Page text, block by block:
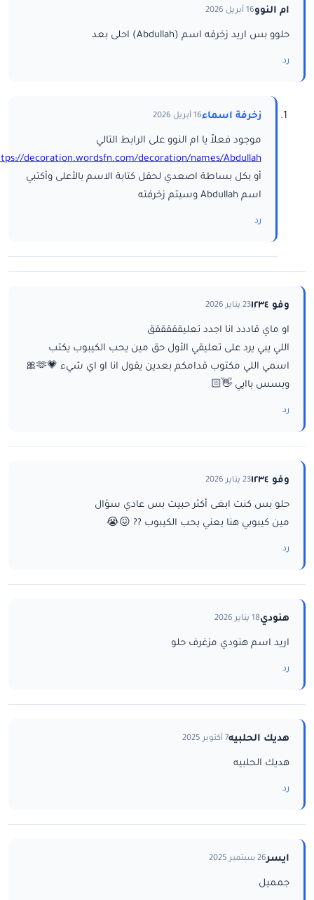
ام النوو16 أبريل 2026
حلوو بس اريد زخرفه اسم (Abdullah) احلى بعد
رد
زخرفة اسماء16 أبريل 2026
موجود فعلاً يا ام النوو على الرابط التالي
decoration.wordsfn.com/decoration/names/Abdullah/
أو بكل بساطة اصعدي لحقل كتابة الاسم بالأعلى وأكتبي
اسم Abdullah وسيتم زخرفته
رد
وفو ١٢٣٤ 23 يناير 2026
او ماي قاددد انا اجدد تعليقققققق
اللي يبي يرد على تعليقي الأول حق مين يحب الكيبوب يكتب
اسمي اللي مكتوب قدامكم بعدين يقول انا او اي شيء 💗🫶🎀
وبسس باايي 👋🏻
رد
وفو ١٢٣٤ 23 يناير 2026
حلو بس كنت ابغى أكثر حبيت بس عادي سؤال
مين كيبوبي هنا يعني يحب الكيبوب ?? 😖😭
رد
هنودي18 يناير 2026
اريد اسم هنودي مزغرف حلو
رد
هديك الحلبيه7 أكتوبر 2025
هديك الحلبيه
رد
ايسر26 سبتمبر 2025
جمميل